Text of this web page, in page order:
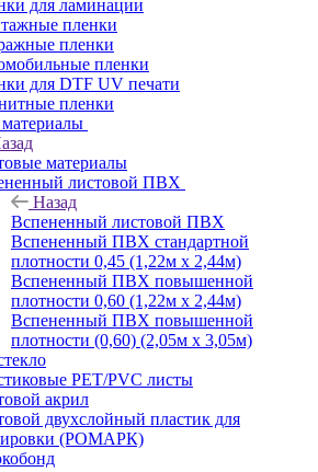
для ламинации
пленки
пленки
пленки
для DTF UV печати
пленки
материалы
листовой ПВХ
Назад
Вспененный листовой ПВХ
Вспененный ПВХ стандартной
плотности 0,45 (1,22м х 2,44м)
Вспененный ПВХ повышенной
плотности 0,60 (1,22м х 2,44м)
Вспененный ПВХ повышенной
плотности (0,60) (2,05м х 3,05м)
PET/PVC листы
акрил
двухслойный пластик для
(РОМАРК)